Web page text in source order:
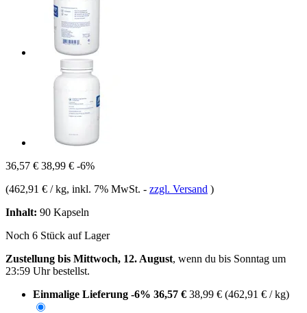
36,57 € 38,99 € -6%
(462,91 € / kg, inkl. 7% MwSt. - zzgl. Versand )
Inhalt: 90 Kapseln
Noch 6 Stück auf Lager
Zustellung bis Mittwoch, 12. August, wenn du bis Sonntag um
23:59 Uhrbestellst.
Einmalige Lieferung -6% 36,57 € 38,99 € (462,91 € / kg)